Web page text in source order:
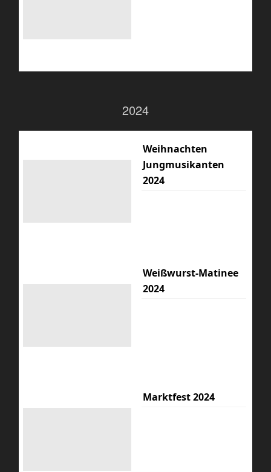
2024
Weihnachten
Jungmusikanten
2024
Weißwurst-Matinee
2024
Marktfest 2024